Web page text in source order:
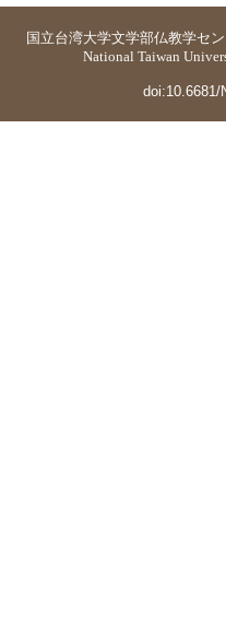
国立台湾大学文学部仏教学セ
National Taiwan
doi:10.6681/